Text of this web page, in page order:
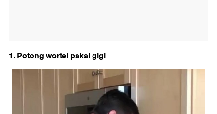
1. Potong wortel pakai gigi